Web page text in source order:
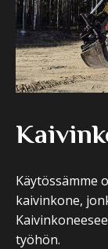
Käytössämme
kaivinkone,
työhön.